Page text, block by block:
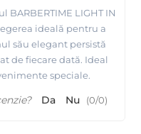
LIGHT IN
ideală pentru a
său elegant persistă
de fiecare dată. Ideal
speciale.
Da Nu (0/0)